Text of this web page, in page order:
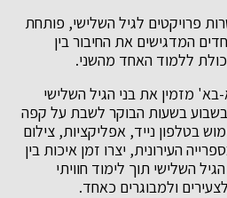
פרויקטים לגיל השלישי, פותחת
המדגישים את החיבור בין
ללמוד האחד מהשני.
מזמין את בני הגיל השלישי
בשעות הבוקר לשבת על קפה
בטלפון נייד, אפליקציות, צילום
העירונית, יצרו זמן איכות בין
השלישי תוך לימוד חוויתי
ולמבוגרים כאחד.